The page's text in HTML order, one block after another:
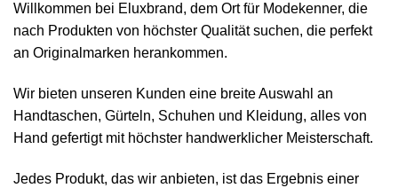
Willkommen bei Eluxbrand, dem Ort für Modekenner, die
nach Produkten von höchster Qualität suchen, die perfekt
an Originalmarken herankommen.
Wir bieten unseren Kunden eine breite Auswahl an
Handtaschen, Gürteln, Schuhen und Kleidung, alles von
Hand gefertigt mit höchster handwerklicher Meisterschaft.
Jedes Produkt, das wir anbieten, ist das Ergebnis einer